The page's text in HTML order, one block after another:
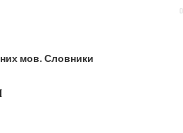
мов. Словники